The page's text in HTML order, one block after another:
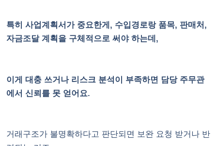
특히 사업계획서가 중요한게, 수입경로랑 품목, 판매처,
자금조달 계획을 구체적으로 써야 하는데,
이게 대충 쓰거나 리스크 분석이 부족하면 담당 주무관
에서 신뢰를 못 얻어요.
거래구조가 불명확하다고 판단되면 보완 요청 받거나 반